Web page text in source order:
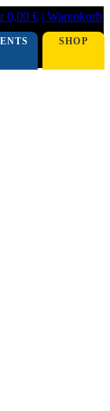
0,00 € | Warenkorb
SHOP